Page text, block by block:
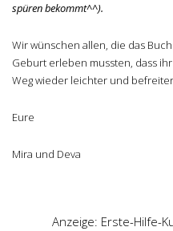
spüren bekommt^^).
Wir wünschen allen, die das
Geburt erleben mussten, dass
Weg wieder leichter und
Eure
Mira und Deva
Anzeige: Erste-Hilfe-